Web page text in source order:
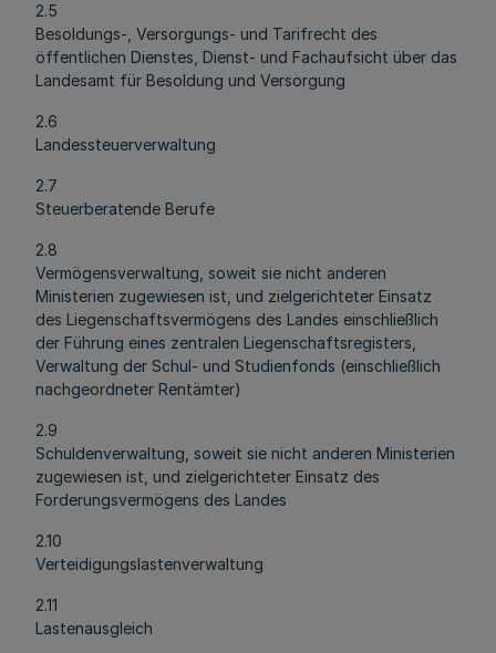
2.5
Besoldungs-, Versorgungs- und Tarifrecht des
öffentlichen Dienstes, Dienst- und Fachaufsicht über das
Landesamt für Besoldung und Versorgung
2.6
Landessteuerverwaltung
2.7
Steuerberatende Berufe
2.8
Vermögensverwaltung, soweit sie nicht anderen
Ministerien zugewiesen ist, und zielgerichteter Einsatz
des Liegenschaftsvermögens des Landes einschließlich
der Führung eines zentralen Liegenschaftsregisters,
Verwaltung der Schul- und Studienfonds (einschließlich
nachgeordneter Rentämter)
2.9
Schuldenverwaltung, soweit sie nicht anderen Ministerien
zugewiesen ist, und zielgerichteter Einsatz des
Forderungsvermögens des Landes
2.10
Verteidigungslastenverwaltung
2.11
Lastenausgleich